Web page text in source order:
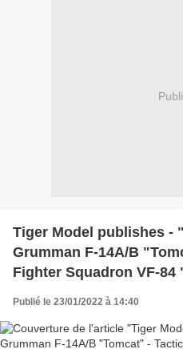
Tiger Model publishes -
Grumman F-14A/B
Fighter Squadron VF-
Publié le 23/01/2022 à 14:40